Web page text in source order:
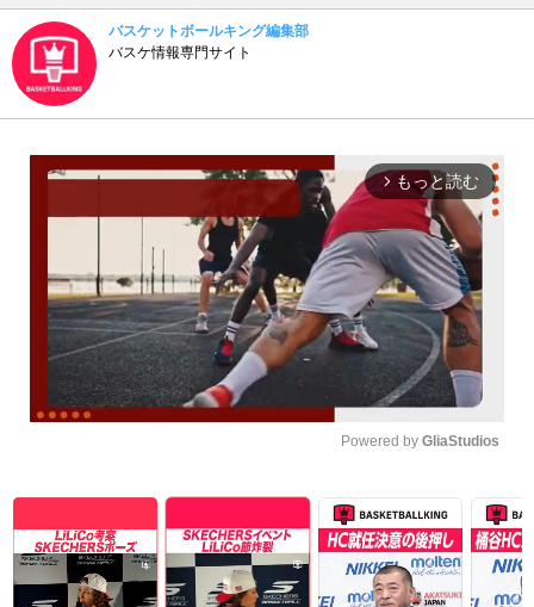
バスケットボールキング編集部
バスケ情報専門サイト
arrow_forward_ios もっと読む
Powered by GliaStudios